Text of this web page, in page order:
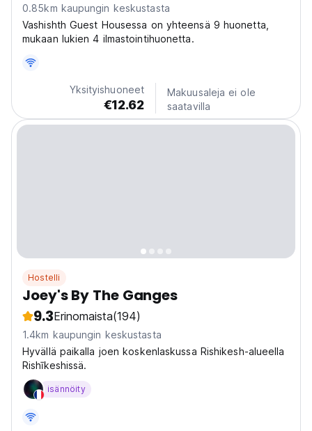
0.85km kaupungin keskustasta
Vashishth Guest Housessa on yhteensä 9 huonetta,
mukaan lukien 4 ilmastointihuonetta.
Yksityishuoneet
€12.62
Makuusaleja ei ole
saatavilla
Hostelli
Joey's By The Ganges
9.3Erinomaista(194)
1.4km kaupungin keskustasta
Hyvällä paikalla joen koskenlaskussa Rishikesh-alueella
Rishīkeshissä.
isännöity